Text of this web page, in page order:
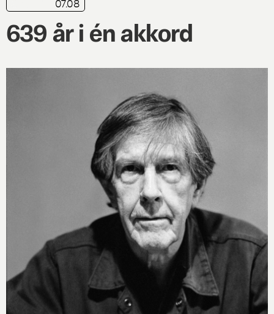
639 år i én akkord